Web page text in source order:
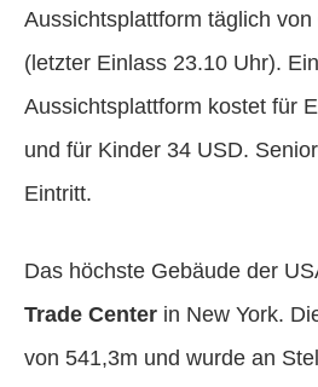
Aussichtsplattform täglich
(letzter Einlass 23.10 Uhr).
Aussichtsplattform kostet für
und für Kinder 34 USD.
Eintritt.
Das höchste Gebäude der
Trade Center in New York.
von 541,3m und wurde an